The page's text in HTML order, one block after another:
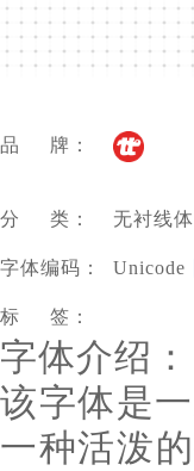
品 牌：
分 类： 无衬线体
字体编码： Unicode
标 签：
字体介绍：
该字体是
一种活泼